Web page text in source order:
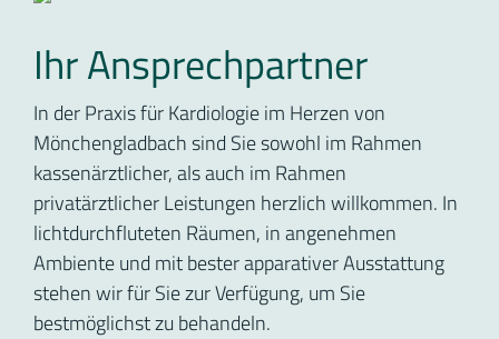
Ihr Ansprechpartner
In der Praxis für Kardiologie im Herzen von
Mönchengladbach sind Sie sowohl im Rahmen
kassenärztlicher, als auch im Rahmen
privatärztlicher Leistungen herzlich willkommen. In
lichtdurchfluteten Räumen, in angenehmen
Ambiente und mit bester apparativer Ausstattung
stehen wir für Sie zur Verfügung, um Sie
bestmöglichst zu behandeln.